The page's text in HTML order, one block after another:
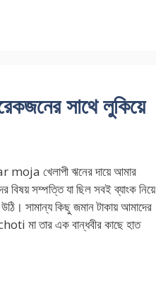
সাথে লুকিয়ে
খেলাপী ঋনের দায়ে আমার
বিষয় সম্পত্তি যা ছিল সবই ব্যাংক নিয়ে
সামান্য কিছু জমান টাকায় আমাদের
মা তার এক বান্ধবীর কাছে হাত